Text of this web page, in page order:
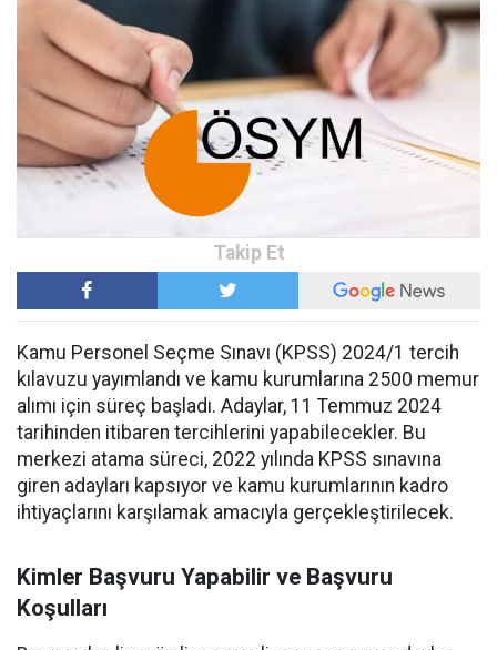
Kamu Personel Seçme Sınavı (KPSS) 2024/1 tercih
kılavuzu yayımlandı ve kamu kurumlarına 2500 memur
alımı için süreç başladı. Adaylar, 11 Temmuz 2024
tarihinden itibaren tercihlerini yapabilecekler. Bu
merkezi atama süreci, 2022 yılında KPSS sınavına
giren adayları kapsıyor ve kamu kurumlarının kadro
ihtiyaçlarını karşılamak amacıyla gerçekleştirilecek.
Kimler Başvuru Yapabilir ve Başvuru
Koşulları